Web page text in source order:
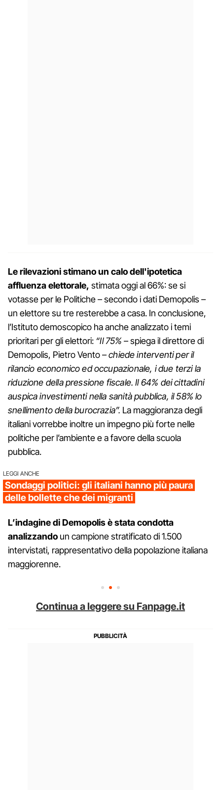
Le rilevazioni stimano un calo dell'ipotetica
affluenza elettorale, stimata oggi al 66%: se si
votasse per le Politiche – secondo i dati Demopolis –
un elettore su tre resterebbe a casa. In conclusione,
l’Istituto demoscopico ha anche analizzato i temi
prioritari per gli elettori: “Il 75% – spiega il direttore di
Demopolis, Pietro Vento –chiede interventi per il
rilancio economico ed occupazionale, i due terzi la
riduzione della pressione fiscale. Il 64% dei cittadini
auspica investimenti nella sanità pubblica, il 58% lo
snellimento della burocrazia”. La maggioranza degli
italiani vorrebbe inoltre un impegno più forte nelle
politiche per l’ambiente e a favore della scuola
pubblica.
LEGGI ANCHE
Sondaggi politici: gli italiani hanno più paura
delle bollette che dei migranti
L’indagine di Demopolis è stata condotta
analizzando un campione stratificato di 1.500
intervistati, rappresentativo della popolazione italiana
maggiorenne.
Continua a leggere su Fanpage.it